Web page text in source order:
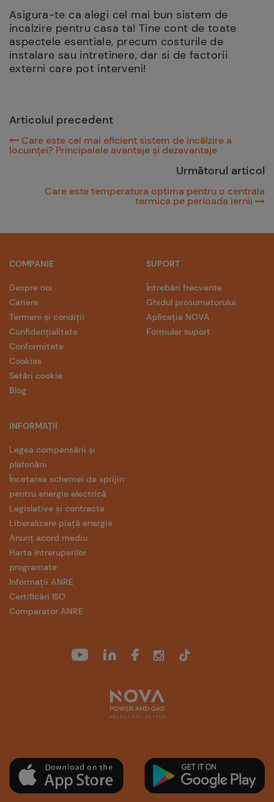
Asigura-te ca alegi cel mai bun sistem de
incalzire pentru casa ta! Tine cont de toate
aspectele esentiale, precum costurile de
instalare sau intretinere, dar si de factorii
externi care pot interveni!
Articolul precedent
Care este cel mai eficient sistem de încălzire a
locuinței? Principalele avantaje și dezavantaje
Următorul articol
Care este temperatura optima pentru o centrala
termica pe perioada iernii
COMPANIE
Despre noi
Cariere
Termeni și condiții
Confidențialitate
Conformitate
Cookies
Setări cookie
Blog
INFORMAȚII
Legea compensării și
plafonării
Încetarea schemei de sprijin
pentru energie electrică
Legislative și contracte
Liberalizare piață energie
Anunț acord mediu
Harta întreruperilor
programate
Informații ANRE
Certificări ISO
Comparator ANRE
SUPORT
Întrebări frecvente
Ghidul prosumatorului
Aplicația NOVA
Formular suport